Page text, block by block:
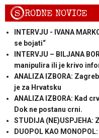
SRODNE NOVICE
INTERVJU - IVANA
se bojati“
INTERVJU – BILJANA
manipulira ili je krivo
ANALIZA IZBORA:
je za Hrvatsku
ANALIZA IZBORA: Kad
Dok ne postanu crni.
STUDIJA
DUOPOL KAO